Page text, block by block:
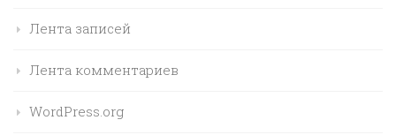
Лента записей
Лента комментариев
WordPress.org